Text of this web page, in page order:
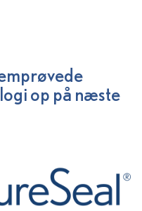
op på næste